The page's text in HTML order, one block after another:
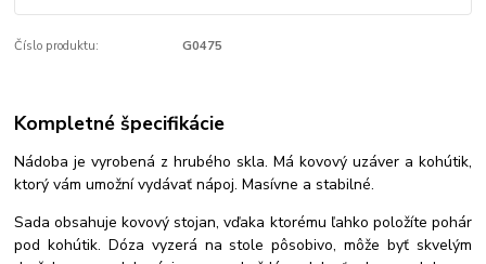
Číslo produktu: G0475
Kompletné špecifikácie
Nádoba je vyrobená z hrubého skla. Má kovový uzáver a kohútik,
ktorý vám umožní vydávať nápoj. Masívne a stabilné.
Sada obsahuje kovový stojan, vďaka ktorému ľahko položíte pohár
pod kohútik. Dóza vyzerá na stole pôsobivo, môže byť skvelým